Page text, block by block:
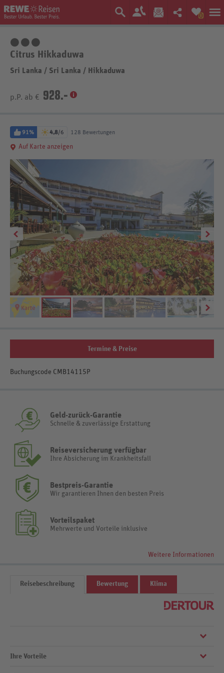
0
Citrus Hikkaduwa
Sri Lanka / Sri Lanka / Hikkaduwa
p.P. ab € 928.-
91% 4,8/6 128 Bewertungen
Auf Karte anzeigen
Termine & Preise
Buchungscode CMB14115P
Geld-zurück-Garantie
Schnelle & zuverlässige Erstattung
Reiseversicherung verfügbar
Ihre Absicherung im Krankheitsfall
Bestpreis-Garantie
Wir garantieren Ihnen den besten Preis
Vorteilspaket
Mehrwerte und Vorteile inklusive
Weitere Informationen
Reisebeschreibung Bewertung Klima
Die kleine Hotelanlage mit ungezwungener Atmosphäre ist idealer
Ihre Vorteile